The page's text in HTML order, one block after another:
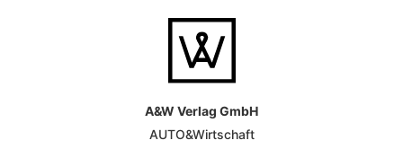
A&W Verlag GmbH
AUTO&Wirtschaft